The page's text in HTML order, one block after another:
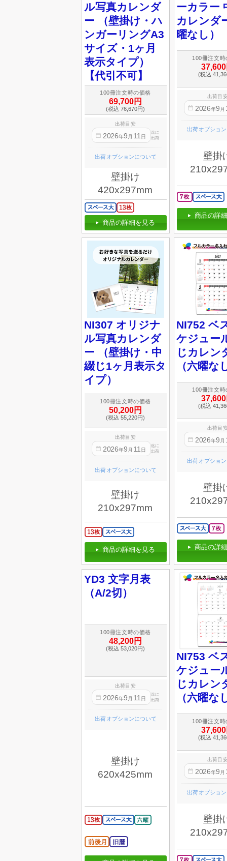
ル写真カレンダ
ー （壁掛け・ハ
ンガーリングA3
サイズ・1ヶ月
表示タイプ）
【代引不可】
100冊注文時の価格
69,700円
(税込 76,670円)
出荷目安
2026年9 月 11 日
迄に
出荷
出荷オプションについて
壁掛け
420x297mm
商品の詳細を見る
ーカラー
カレンダ
曜なし）
100冊注文時
(税込
出荷目
2026年9 月
出荷オプショ
壁掛
商品の詳
NI307 オリジナ
ル写真カレンダ
ー （壁掛け・中
綴じ1ヶ月表示タ
イプ）
100冊注文時の価格
50,200円
(税込 55,220円)
出荷目安
2026年9 月 11 日
迄に
出荷
出荷オプションについて
壁掛け
210x297mm
商品の詳細を見る
NI752 ベ
ケジュー
じカレン
（六曜な
100冊注文時
(税込
出荷目
2026年9 月
出荷オプショ
壁掛
商品の詳
YD3 文字月表
（A/2切）
100冊注文時の価格
48,200円
(税込 53,020円)
出荷目安
2026年9 月 11 日
迄に
出荷
出荷オプションについて
壁掛け
620x425mm
NI753 ベ
ケジュー
じカレン
（六曜な
100冊注文時
(税込
出荷目
2026年9 月
出荷オプショ
壁掛